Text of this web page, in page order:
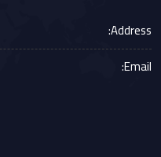
Address:
Email: